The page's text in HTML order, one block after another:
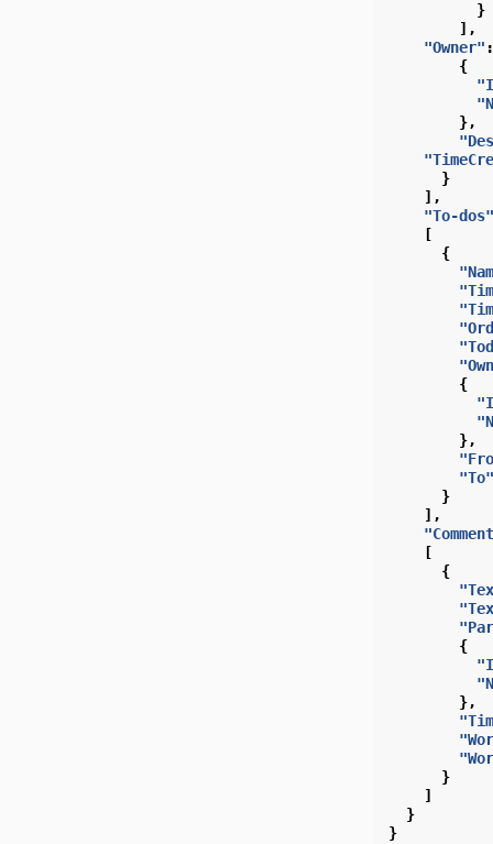
}
],
"Owner" :
{
},
}
],
"To-dos"
[
{
{
},
"To"
}
],
[
{
{
},
}
]
}
}